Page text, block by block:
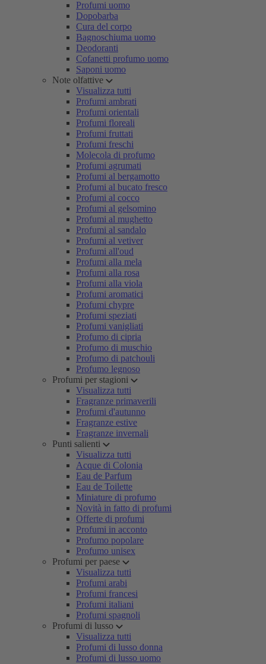
Profumi uomo
Dopobarba
Cura del corpo
Bagnoschiuma uomo
Deodoranti
Cofanetti profumo uomo
Saponi uomo
Note olfattive
Visualizza tutti
Profumi ambrati
Profumi orientali
Profumi floreali
Profumi fruttati
Profumi freschi
Molecola di profumo
Profumi agrumati
Profumi al bergamotto
Profumi al bucato fresco
Profumi al cocco
Profumi al gelsomino
Profumi al mughetto
Profumi al sandalo
Profumi al vetiver
Profumi all'oud
Profumi alla mela
Profumi alla rosa
Profumi alla viola
Profumi aromatici
Profumi chypre
Profumi speziati
Profumi vanigliati
Profumo di cipria
Profumo di muschio
Profumo di patchouli
Profumo legnoso
Profumi per stagioni
Visualizza tutti
Fragranze primaverili
Profumi d'autunno
Fragranze estive
Fragranze invernali
Punti salienti
Visualizza tutti
Acque di Colonia
Eau de Parfum
Eau de Toilette
Miniature di profumo
Novità in fatto di profumi
Offerte di profumi
Profumi in acconto
Profumo popolare
Profumo unisex
Profumi per paese
Visualizza tutti
Profumi arabi
Profumi francesi
Profumi italiani
Profumi spagnoli
Profumi di lusso
Visualizza tutti
Profumi di lusso donna
Profumi di lusso uomo